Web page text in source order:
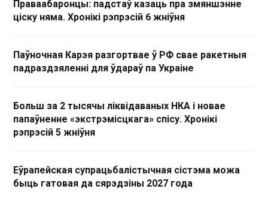
Праваабаронцы: падстаў казаць пра змяншэнне
ціску няма. Хронікі рэпрэсій 6 жніўня
Паўночная Карэя разгортвае ў РФ свае ракетныя
падраздзяленні для ўдараў па Украіне
Больш за 2 тысячы ліквідаваных НКА і новае
папаўненне «экстрэмісцкага» спісу. Хронікі
рэпрэсій 5 жніўня
Еўрапейская супрацьбалістычная сістэма можа
быць гатовая да сярэдзіны 2027 года